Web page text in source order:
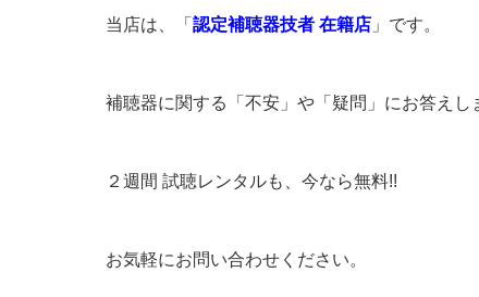
当店は、「 認定補聴器技者 在籍店 」です。
補聴器に関する「不安」や「疑
２週間 試聴レンタル
お気軽にお問い合わ